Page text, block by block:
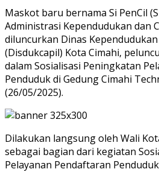
Maskot baru bernama Si PenCil
Administrasi Kependudukan dan
diluncurkan Dinas
(Disdukcapil) Kota Cimahi,
dalam Sosialisasi Peningkatan
Penduduk di Gedung Cimahi
(26/05/2025).
Dilakukan langsung oleh Wali
sebagai bagian dari kegiatan
Pelayanan Pendaftaran